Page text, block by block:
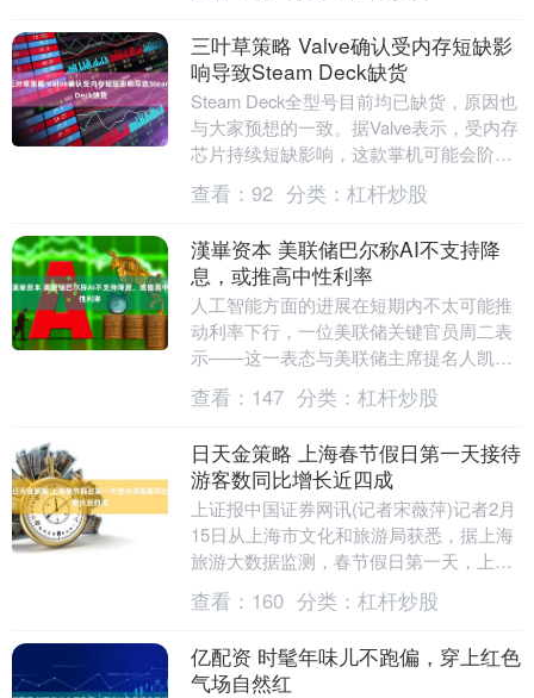
三叶草策略 Valve确认受内存短缺影
响导致Steam Deck缺货
Steam Deck全型号目前均已缺货，原因也
与大家预想的一致。据Valve表示，受内存
芯片持续短缺影响，这款掌机可能会阶段
性无法购买。 Valve在Steam....
查看： 92 分类： 杠杆炒股
漢崋资本 美联储巴尔称AI不支持降
息，或推高中性利率
人工智能方面的进展在短期内不太可能推
动利率下行，一位美联储关键官员周二表
示——这一表态与美联储主席提名人凯文·
沃什主张大幅降低借贷成本的计划形成鲜
明对比。 “我....
查看： 147 分类： 杠杆炒股
日天金策略 上海春节假日第一天接待
游客数同比增长近四成
上证报中国证券网讯(记者宋薇萍)记者2月
15日从上海市文化和旅游局获悉，据上海
旅游大数据监测，春节假日第一天，上海
市共接待游客256.12万人次，同比增长
38.....
查看： 160 分类： 杠杆炒股
亿配资 时髦年味儿不跑偏，穿上红色
气场自然红